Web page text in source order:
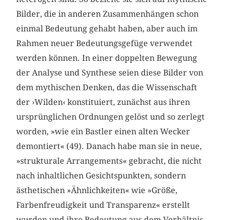
Bilder, die in anderen Zusammenhängen schon
einmal Bedeutung gehabt haben, aber auch im
Rahmen neuer Bedeutungsgefüge verwendet
werden können. In einer doppelten Bewegung
der Analyse und Synthese seien diese Bilder von
dem mythischen Denken, das die Wissenschaft
der ›Wilden‹ konstituiert, zunächst aus ihren
ursprünglichen Ordnungen gelöst und so zerlegt
worden, »wie ein Bastler einen alten Wecker
demontiert« (49). Danach habe man sie in neue,
»strukturale Arrangements« gebracht, die nicht
nach inhaltlichen Gesichtspunkten, sondern
ästhetischen »Ähnlichkeiten« wie »Größe,
Farbenfreudigkeit und Transparenz« erstellt